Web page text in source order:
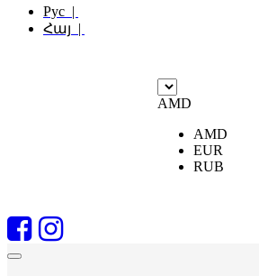
Рус |
Հայ |
AMD
AMD
EUR
RUB